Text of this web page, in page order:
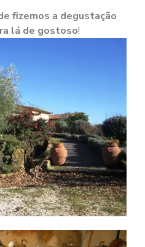
fizemos a degustação
ra lá de gostoso!